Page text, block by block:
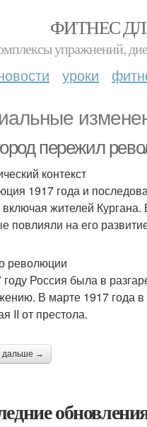
ФИТНЕС
упражнений,
уроки
пережил
контекст
1917 года и
жителей
повлияли на его
революции
Россия была в
В марте 1917 года
II от престола.
дальше →